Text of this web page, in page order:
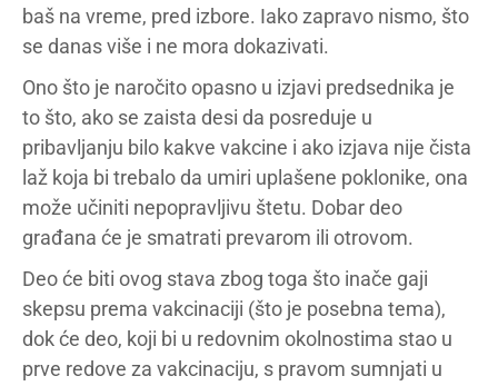
baš na vreme, pred izbore. Iako zapravo nismo, što
se danas više i ne mora dokazivati.
Ono što je naročito opasno u izjavi predsednika je
to što, ako se zaista desi da posreduje u
pribavljanju bilo kakve vakcine i ako izjava nije čista
laž koja bi trebalo da umiri uplašene poklonike, ona
može učiniti nepopravljivu štetu. Dobar deo
građana će je smatrati prevarom ili otrovom.
Deo će biti ovog stava zbog toga što inače gaji
skepsu prema vakcinaciji (što je posebna tema),
dok će deo, koji bi u redovnim okolnostima stao u
prve redove za vakcinaciju, s pravom sumnjati u